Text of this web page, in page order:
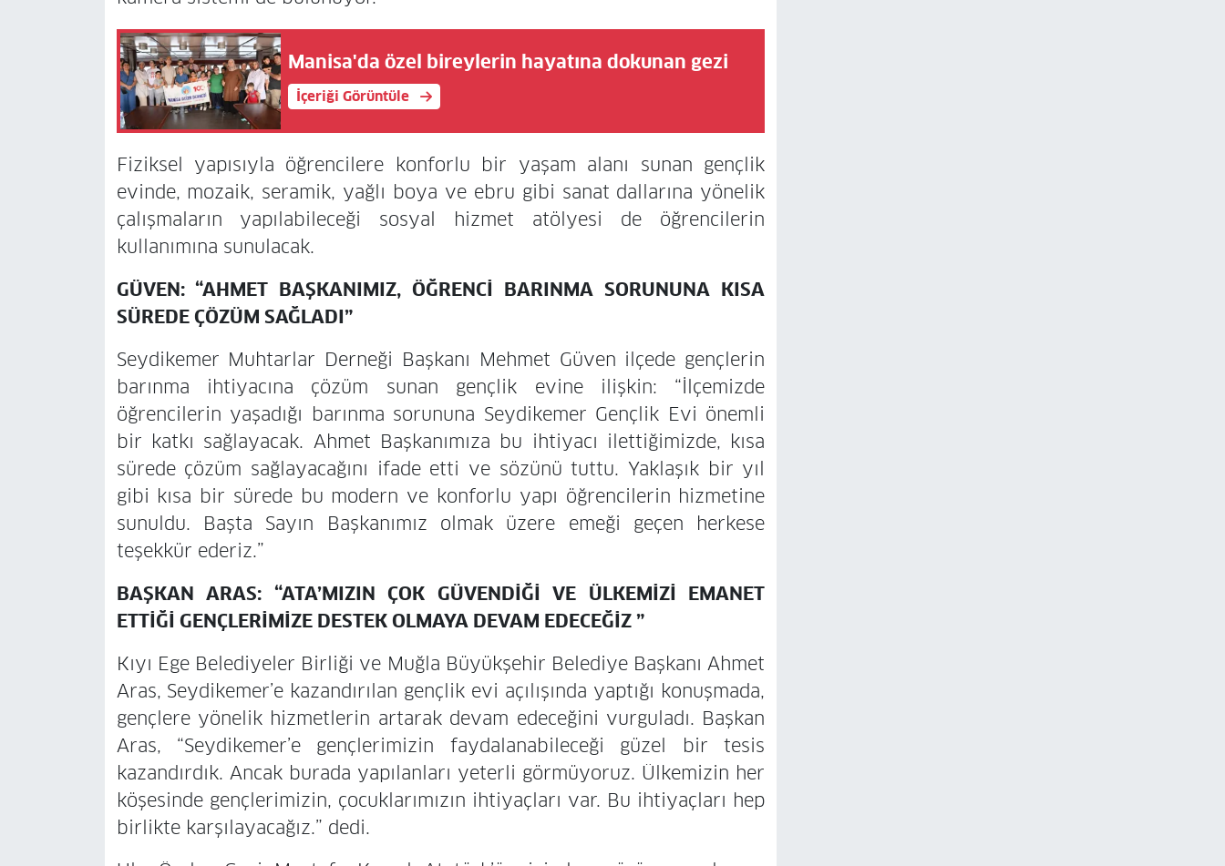
Manisa'da özel bireylerin hayatına dokunan gezi
İçeriği Görüntüle
Fiziksel yapısıyla öğrencilere konforlu bir yaşam alanı sunan gençlik
evinde, mozaik, seramik, yağlı boya ve ebru gibi sanat dallarına yönelik
çalışmaların yapılabileceği sosyal hizmet atölyesi de öğrencilerin
kullanımına sunulacak.
GÜVEN: “AHMET BAŞKANIMIZ, ÖĞRENCİ BARINMA SORUNUNA KISA
SÜREDE ÇÖZÜM SAĞLADI”
Seydikemer Muhtarlar Derneği Başkanı Mehmet Güven ilçede gençlerin
barınma ihtiyacına çözüm sunan gençlik evine ilişkin: “İlçemizde
öğrencilerin yaşadığı barınma sorununa Seydikemer Gençlik Evi önemli
bir katkı sağlayacak. Ahmet Başkanımıza bu ihtiyacı ilettiğimizde, kısa
sürede çözüm sağlayacağını ifade etti ve sözünü tuttu. Yaklaşık bir yıl
gibi kısa bir sürede bu modern ve konforlu yapı öğrencilerin hizmetine
sunuldu. Başta Sayın Başkanımız olmak üzere emeği geçen herkese
teşekkür ederiz.”
BAŞKAN ARAS: “ATA’MIZIN ÇOK GÜVENDİĞİ VE ÜLKEMİZİ EMANET
ETTİĞİ GENÇLERİMİZE DESTEK OLMAYA DEVAM EDECEĞİZ ”
Kıyı Ege Belediyeler Birliği ve Muğla Büyükşehir Belediye Başkanı Ahmet
Aras, Seydikemer’e kazandırılan gençlik evi açılışında yaptığı konuşmada,
gençlere yönelik hizmetlerin artarak devam edeceğini vurguladı. Başkan
Aras, “Seydikemer’e gençlerimizin faydalanabileceği güzel bir tesis
kazandırdık. Ancak burada yapılanları yeterli görmüyoruz. Ülkemizin her
köşesinde gençlerimizin, çocuklarımızın ihtiyaçları var. Bu ihtiyaçları hep
birlikte karşılayacağız.” dedi.